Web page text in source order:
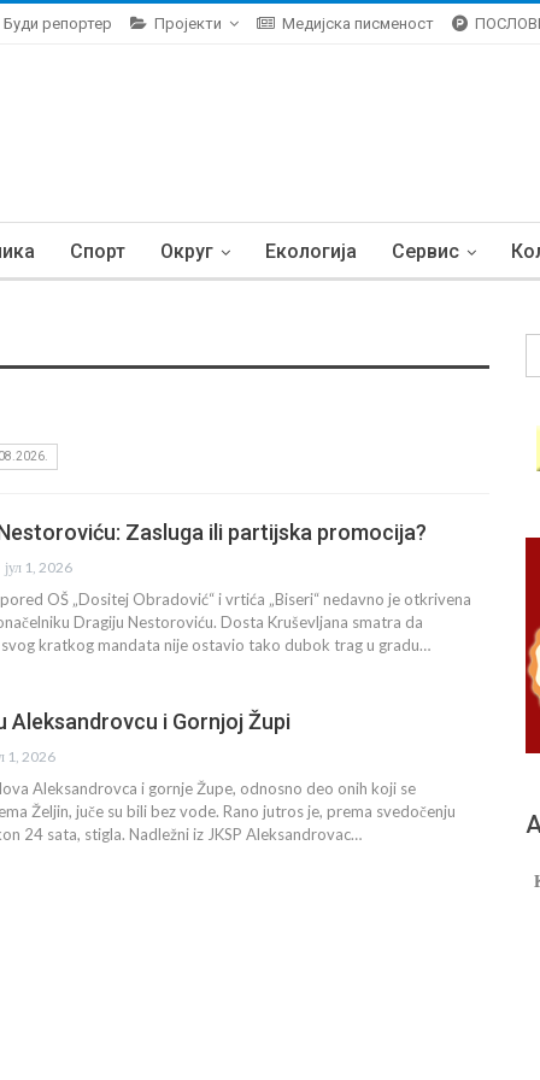
Буди репортер Пројекти Медијска писменост
Спорт Округ Екологија Сервис
Zasluga ili partijska promocija?
јул 1, 2026
OŠ „Dositej Obradović“ i vrtića „Biseri“ nedavno je otkrivena
Dragiju Nestoroviću. Dosta Kruševljana smatra da
kratkog mandata nije ostavio tako dubok trag u gradu…
Aleksandrovcu i Gornjoj Župi
1, 2026
Aleksandrovca i gornje Župe, odnosno deo onih koji se
Željin, juče su bili bez vode. Rano jutros je, prema svedočenju
24 sata, stigla. Nadležni iz JKSP Aleksandrovac…